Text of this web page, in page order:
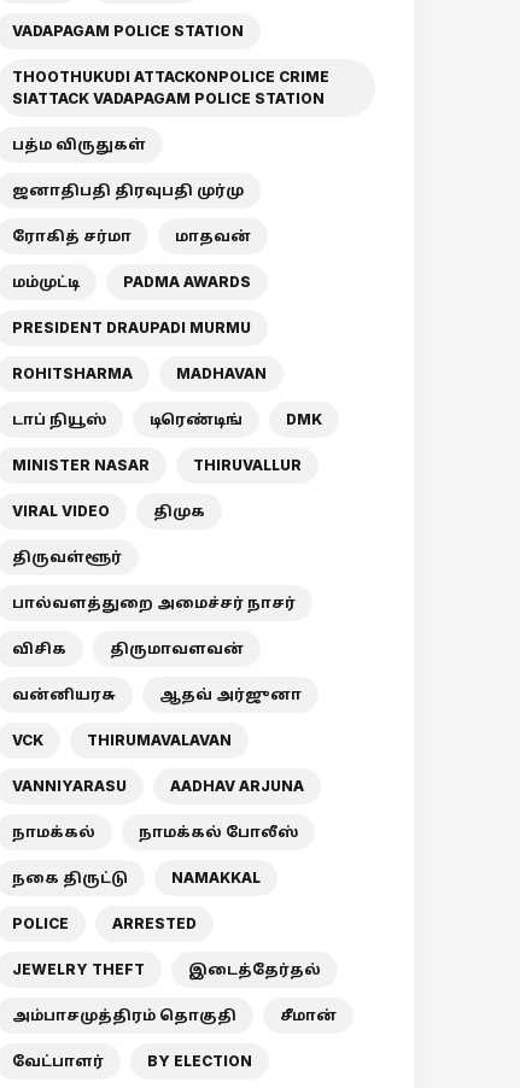
VADAPAGAM POLICE STATION
THOOTHUKUDI ATTACKONPOLICE CRIME
SIATTACK VADAPAGAM POLICE STATION
பத்ம விருதுகள்
ஜனாதிபதி திரவுபதி முர்மு
ரோகித் சர்மா மாதவன்
மம்முட்டி PADMA AWARDS
PRESIDENT DRAUPADI MURMU
ROHITSHARMA MADHAVAN
டாப் நியூஸ் டிரெண்டிங் DMK
MINISTER NASAR THIRUVALLUR
VIRAL VIDEO திமுக
திருவள்ளூர்
பால்வளத்துறை அமைச்சர் நாசர்
விசிக திருமாவளவன்
வன்னியரசு ஆதவ் அர்ஜுனா
VCK THIRUMAVALAVAN
VANNIYARASU AADHAV ARJUNA
நாமக்கல் நாமக்கல் போலீஸ்
நகை திருட்டு NAMAKKAL
POLICE ARRESTED
JEWELRY THEFT இடைத்தேர்தல்
அம்பாசமுத்திரம் தொகுதி சீமான்
வேட்பாளர் BY ELECTION